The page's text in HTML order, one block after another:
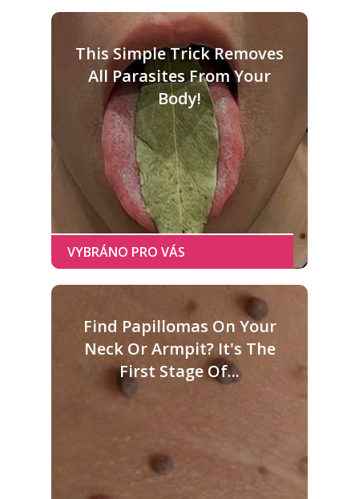
This Simple Trick Removes
All Parasites From Your
Body!
Find Papillomas On Your
Neck Or Armpit? It's The
First Stage Of...